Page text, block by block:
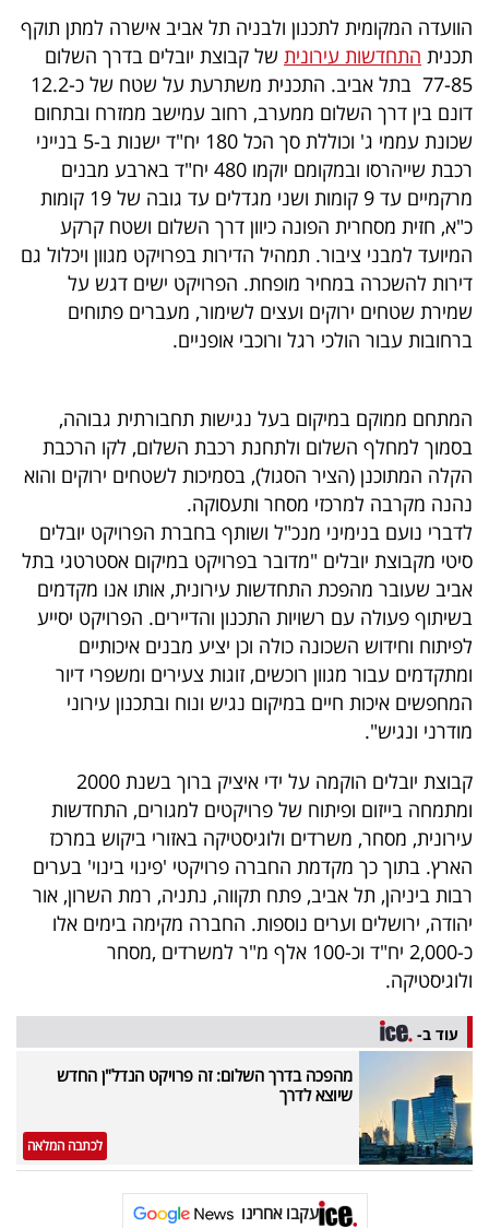
5
המילון
הכלכלי
פודקאסט
40
UNDER
40
שיתופי
דרושים
ניוזלטרים
מייל
אדום
באייס
עקבו
אחרינו:
הוועדה המקומית לתכנון ולבניה תל אביב אישרה למתן תוקף
תכנית התחדשות עירונית של קבוצת יובלים בדרך השלום
77-85 בתל אביב. התכנית משתרעת על שטח של כ-12.2
דונם בין דרך השלום ממערב, רחוב עמישב ממזרח ובתחום
שכונת עממי ג' וכוללת סך הכל 180 יח"ד ישנות ב-5 בנייני
רכבת שייהרסו ובמקומם יוקמו 480 יח"ד בארבע מבנים
מרקמיים עד 9 קומות ושני מגדלים עד גובה של 19 קומות
כ"א, חזית מסחרית הפונה כיוון דרך השלום ושטח קרקע
המיועד למבני ציבור. תמהיל הדירות בפרויקט מגוון ויכלול גם
דירות להשכרה במחיר מופחת. הפרויקט ישים דגש על
שמירת שטחים ירוקים ועצים לשימור, מעברים פתוחים
ברחובות עבור הולכי רגל ורוכבי אופניים.
המתחם ממוקם במיקום בעל נגישות תחבורתית גבוהה,
בסמוך למחלף השלום ולתחנת רכבת השלום, לקו הרכבת
הקלה המתוכנן (הציר הסגול), בסמיכות לשטחים ירוקים והוא
נהנה מקרבה למרכזי מסחר ותעסוקה.
לדברי נועם בנימיני מנכ"ל ושותף בחברת הפרויקט יובלים
סיטי מקבוצת יובלים "מדובר בפרויקט במיקום אסטרטגי בתל
אביב שעובר מהפכת התחדשות עירונית, אותו אנו מקדמים
בשיתוף פעולה עם רשויות התכנון והדיירים. הפרויקט יסייע
לפיתוח וחידוש השכונה כולה וכן יציע מבנים איכותיים
ומתקדמים עבור מגוון רוכשים, זוגות צעירים ומשפרי דיור
המחפשים איכות חיים במיקום נגיש ונוח ובתכנון עירוני
מודרני ונגיש".
קבוצת יובלים הוקמה על ידי איציק ברוך בשנת 2000
ומתמחה בייזום ופיתוח של פרויקטים למגורים, התחדשות
עירונית, מסחר, משרדים ולוגיסטיקה באזורי ביקוש במרכז
הארץ. בתוך כך מקדמת החברה פרויקטי 'פינוי בינוי' בערים
רבות ביניהן, תל אביב, פתח תקווה, נתניה, רמת השרון, אור
יהודה, ירושלים וערים נוספות. החברה מקימה בימים אלו
כ-2,000 יח"ד וכ-100 אלף מ"ר למשרדים ,מסחר
ולוגיסטיקה.
עוד ב-
מהפכה בדרך השלום: זה פרויקט הנדל"ן החדש
שיוצא לדרך
לכתבה המלאה
עקבו אחרינו